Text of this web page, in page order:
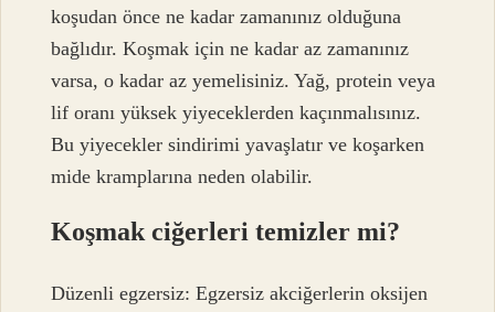
koşudan önce ne kadar zamanınız olduğuna
bağlıdır. Koşmak için ne kadar az zamanınız
varsa, o kadar az yemelisiniz. Yağ, protein veya
lif oranı yüksek yiyeceklerden kaçınmalısınız.
Bu yiyecekler sindirimi yavaşlatır ve koşarken
mide kramplarına neden olabilir.
Koşmak ciğerleri temizler mi?
Düzenli egzersiz: Egzersiz akciğerlerin oksijen